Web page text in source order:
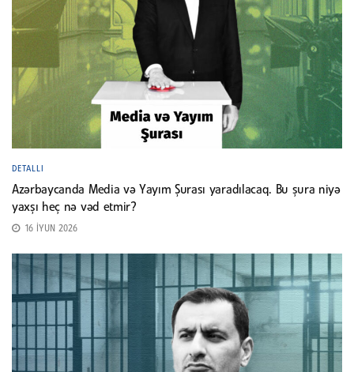
DETALLI
Azərbaycanda Media və Yayım Şurası yaradılacaq. Bu şura niyə
yaxşı heç nə vəd etmir?
16 İYUN 2026